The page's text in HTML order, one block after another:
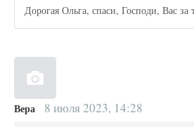
Дорогая Ольга, спаси, Господи, Вас за
Вера 8 июля 2023, 14:28